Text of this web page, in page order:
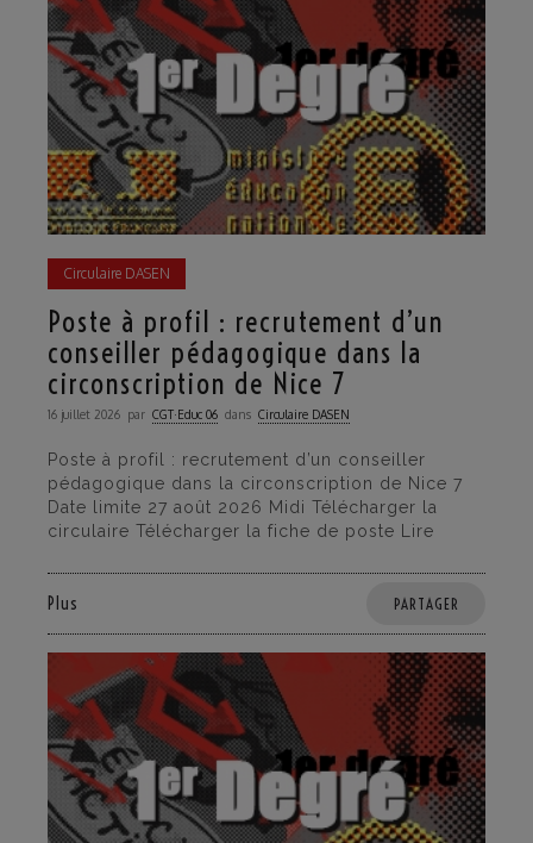
Circulaire DASEN
Poste à profil : recrutement d’un
conseiller pédagogique dans la
circonscription de Nice 7
16 juillet 2026 par CGT·Educ 06 dans Circulaire DASEN
Poste à profil : recrutement d’un conseiller
pédagogique dans la circonscription de Nice 7
Date limite 27 août 2026 Midi Télécharger la
circulaire Télécharger la fiche de poste Lire
Plus PARTAGER